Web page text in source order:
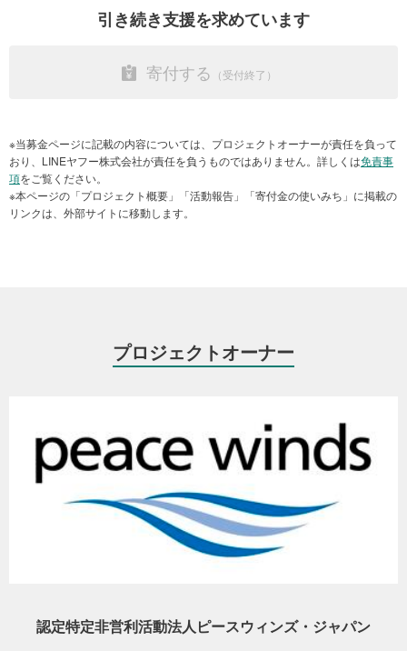
地方からの特待生らが生活するために建てられた「Dar Sraghna」と呼ばれる
寄宿舎。現在は被災生徒の避難場所として利用されています（2024年1月17
日 モロッコ・マラケシュ）
や繰り返し使える布ナプキンを含む月経衛生管理キットを提供して
た。そのため、生徒に近い年齢で、かつ、専門的知識を兼ね備える
現地医学部の女子大生を中心にワークショップの講師として選定
し、事前トレーニングを重ねたうえでワークショップを実施してい
ます。また、ワークショップへの参加者はなるべく各グループ20人
程度とし、生徒一人一人に寄り添う時間を確保するよう努めていま
かった生徒がいました。特に、震災に伴い突如家族と離れて不慣れ
引き続き支援を求めています
寄付する
※当募金ページに記載の内容については、プロジェクトオーナーが責任を負って
おり、LINEヤフー株式会社が責任を負うものではありません。詳しくは免責事
項をご覧ください。
※本ページの「プロジェクト概要」「活動報告」「寄付金の使いみち」に掲載の
リンクは、外部サイトに移動します。
プロジェクトオーナー
認定特定非営利活動法人ピースウィンズ・ジャパン